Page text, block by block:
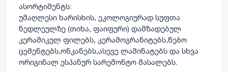
ასორტიმენტს:
უმაღლესი ხარისხის, ეკოლოგიურად სუფთა
ნედლეულზე (თიხა, ფაიფური) დამზადებულ
კერამიკულ ფილებს, კერამოგრანიტებს,წებო
ცემენტებს,ონკანებს,ასევე ლამინატებს და სხვა
ორიგინალ ესპანურ სარემონტო მასალებს.